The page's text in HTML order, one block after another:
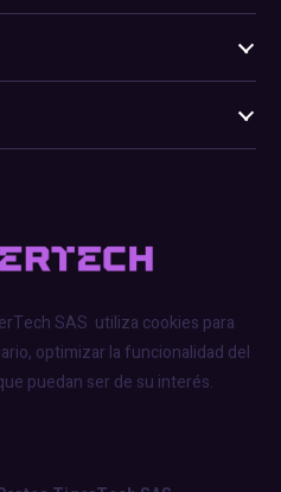
SAS utiliza cookies para
optimizar la funcionalidad del
puedan ser de su interés.